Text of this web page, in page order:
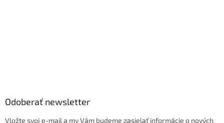
Odoberať newsletter
Vložte svoj e-mail a my Vám budeme zasielať informácie o nových